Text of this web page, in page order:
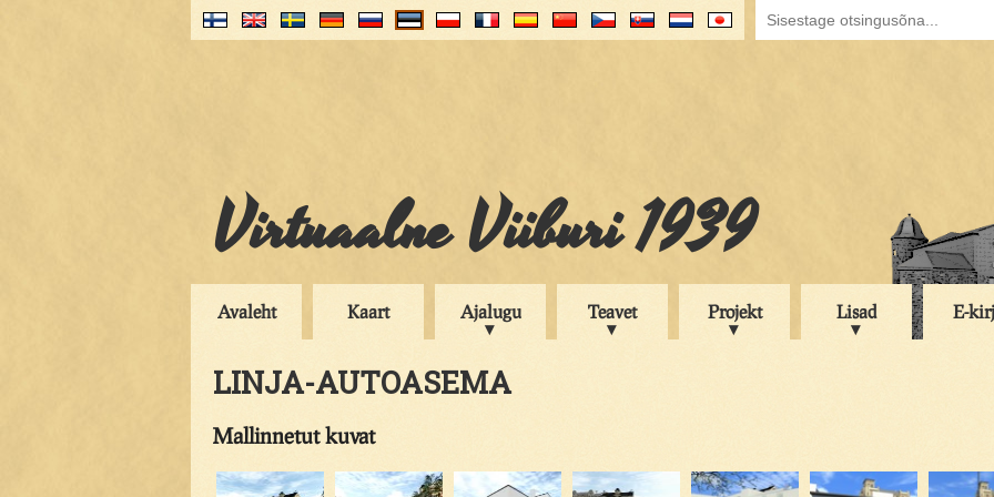
Virtuaalne Viiburi 1939
Avaleht Kaart Ajalugu Teavet Projekt Lisad E-
LINJA-AUTOASEMA
Mallinnetut kuvat